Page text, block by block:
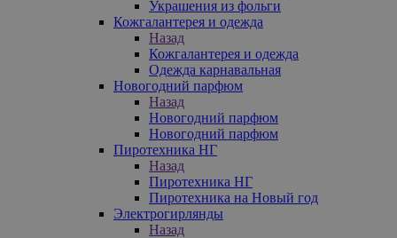
Украшения из фольги
Кожгалантерея и одежда
Назад
Кожгалантерея и одежда
Одежда карнавальная
Новогодний парфюм
Назад
Новогодний парфюм
Новогодний парфюм
Пиротехника НГ
Назад
Пиротехника НГ
Пиротехника на Новый год
Электрогирлянды
Назад